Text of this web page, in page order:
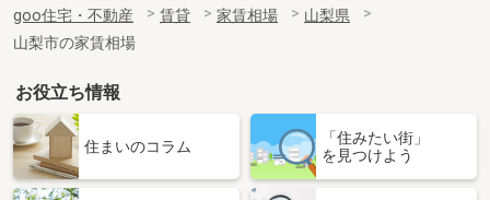
goo住宅・不動産 賃貸 家賃相場
山梨県
山梨市の家賃相場
お役立ち情報
住まいのコラム
「住みたい街」
を見つけよう